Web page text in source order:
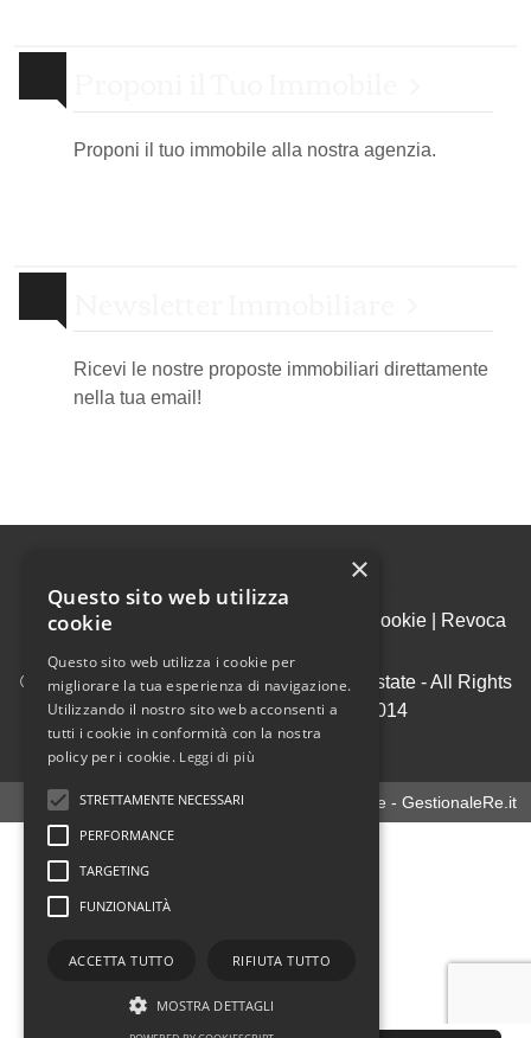
Proponi il tuo immobile alla nostra agenzia.
Ricevi le nostre proposte immobiliari direttamente
nella tua email!
Admin|Informativa Privacy Informativa Cookie|
Revoca
© Copyright 2026 - House & Living Real Estate - All Rights
reserved - Part. IVA 09969950014
.
Software gestionale immobiliare - GestionaleRe.it
×
Questo sito web utilizza
cookie
Questo sito web utilizza i cookie per
migliorare la tua esperienza di navigazione.
Utilizzando il nostro sito web acconsenti a
tutti i cookie in conformità con la nostra
policy per i cookie. Leggi di più
STRETTAMENTE NECESSARI
PERFORMANCE
TARGETING
FUNZIONALITÀ
ACCETTA TUTTO RIFIUTA TUTTO
MOSTRA DETTAGLI